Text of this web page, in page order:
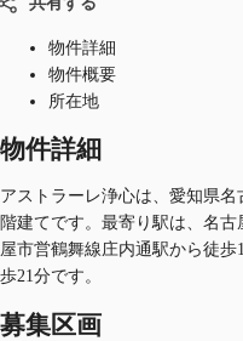
お気に入り
物件詳細
物件概要
所在地
物件詳細
アストラーレ浄心は、愛知県
階建てです。最寄り駅は、名
屋市営鶴舞線庄内通駅から徒
歩21分です。
募集区画